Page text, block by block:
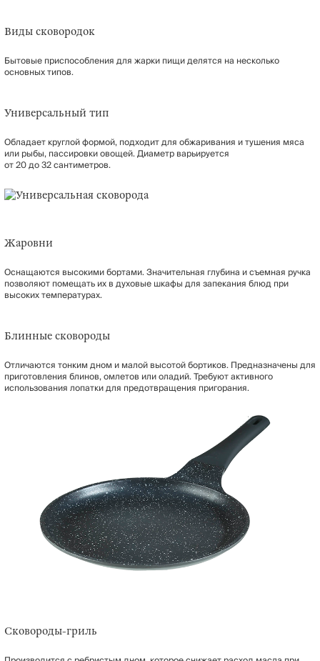
Виды сковородок
Бытовые приспособления для жарки пищи делятся на несколько
основных типов.
Универсальный тип
Обладает круглой формой, подходит для обжаривания и тушения мяса
или рыбы, пассировки овощей. Диаметр варьируется
от 20 до 32 сантиметров.
Жаровни
Оснащаются высокими бортами. Значительная глубина и съемная ручка
позволяют помещать их в духовые шкафы для запекания блюд при
высоких температурах.
Блинные сковороды
Отличаются тонким дном и малой высотой бортиков. Предназначены для
приготовления блинов, омлетов или оладий. Требуют активного
использования лопатки для предотвращения пригорания.
Сковороды-гриль